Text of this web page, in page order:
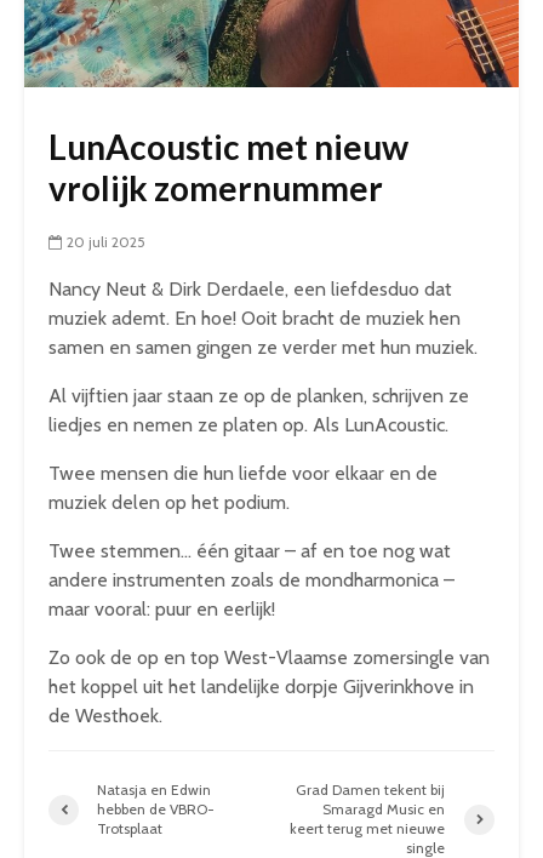
LunAcoustic met nieuw
vrolijk zomernummer
20 juli 2025
Nancy Neut & Dirk Derdaele, een liefdesduo dat
muziek ademt. En hoe! Ooit bracht de muziek hen
samen en samen gingen ze verder met hun muziek.
Al vijftien jaar staan ze op de planken, schrijven ze
liedjes en nemen ze platen op. Als LunAcoustic.
Twee mensen die hun liefde voor elkaar en de
muziek delen op het podium.
Twee stemmen… één gitaar – af en toe nog wat
andere instrumenten zoals de mondharmonica –
maar vooral: puur en eerlijk!
Zo ook de op en top West-Vlaamse zomersingle van
het koppel uit het landelijke dorpje Gijverinkhove in
de Westhoek.
Natasja en Edwin
hebben de VBRO-
Trotsplaat
Grad Damen tekent bij
Smaragd Music en
keert terug met nieuwe
single